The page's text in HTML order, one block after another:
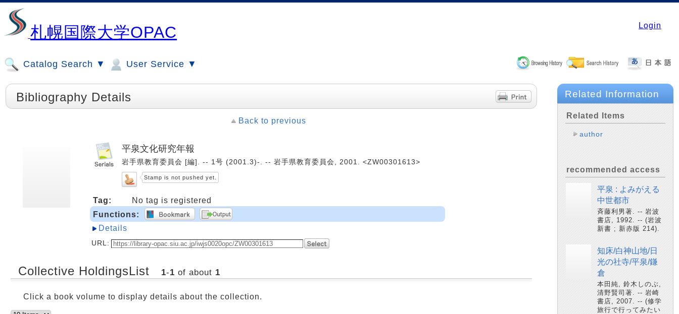
札幌国際大学OPAC Login
Catalog Search ▼ User Service ▼
Bibliography Details
Back to previous
平泉文化研究年報
岩手県教育委員会 [編]. -- 1号 (2001.3)-. -- 岩手県教育委員会, 2001. <ZW00301613>
Stamp is not pushed yet.
Tag:
No tag is registered
Functions:
Details
URL:
Collective HoldingsList 1-1 of about 1
Click a book volume to display details about the collection.
Related Information
Related Items
author
recommended access
平泉 : よみがえる
中世都市
斉藤利男著. -- 岩波
書店, 1992. -- (岩波
新書 ; 新赤版 214).
知床/白神山地/日
光の社寺/平泉/鎌
倉
本田純, 鈴木しのぶ,
清野賢司著. -- 岩崎
書店, 2007. -- (修学
旅行で行ってみたい